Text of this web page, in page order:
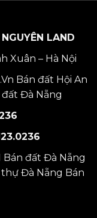
LAND
Xuân – Hà Nội
Bán đất Hội An
đất Đà Nẵng
Bán đất Đà Nẵng
Đà Nẵng Bán